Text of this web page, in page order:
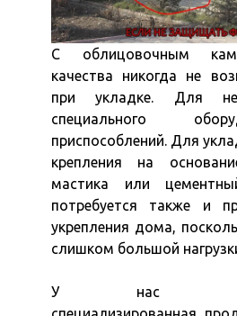
С облицовочным
качества никогда не
при укладке. Для
специального
приспособлений. Для
крепления на
мастика или
потребуется также и
укрепления дома,
слишком большой
У нас